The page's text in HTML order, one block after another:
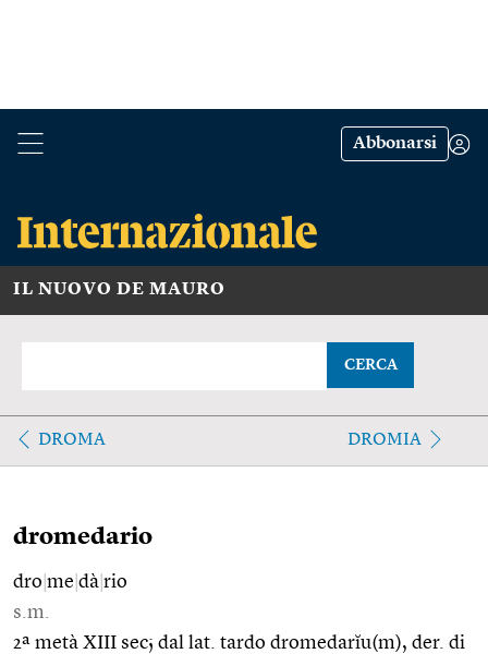
Abbonarsi
IL NUOVO DE MAURO
CERCA
DROMA DROMIA
dromedario
dro me dà rio
s.m.
2ª metà XIII sec; dal lat. tardo dromedarĭu(m), der. di